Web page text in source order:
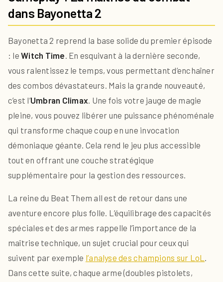
dans Bayonetta 2
Bayonetta 2 reprend la base solide du premier épisode
: leWitch Time. En esquivant à la dernière seconde,
vous ralentissez le temps, vous permettant d’enchaîner
des combos dévastateurs. Mais la grande nouveauté,
c’est l’Umbran Climax. Une fois votre jauge de magie
pleine, vous pouvez libérer une puissance phénoménale
qui transforme chaque coup en une invocation
démoniaque géante. Cela rend le jeu plus accessible
tout en offrant une couche stratégique
supplémentaire pour la gestion des ressources.
La reine du Beat Them all est de retour dans une
aventure encore plus folle. L’équilibrage des capacités
spéciales et des armes rappelle l’importance de la
maîtrise technique, un sujet crucial pour ceux qui
suivent par exemple l’analyse des champions sur LoL .
Dans cette suite, chaque arme (doubles pistolets,